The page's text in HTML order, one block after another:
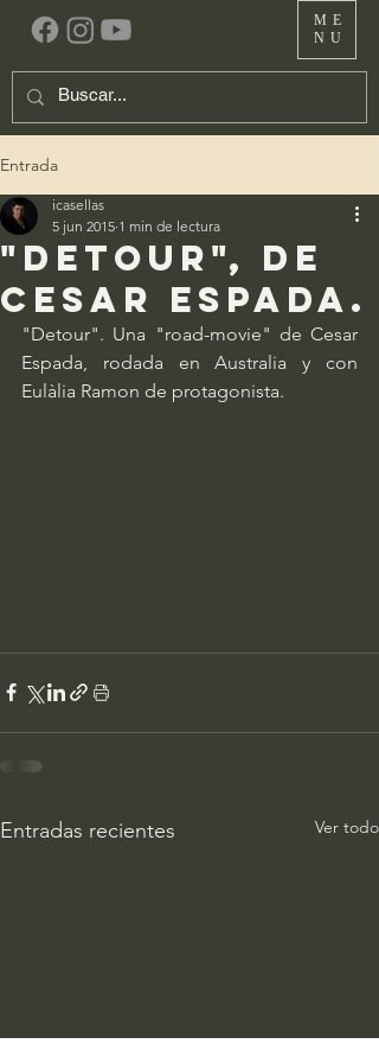
ME
NU
Entrada
"DETOUR", de
Cesar Espada.
icasellas
5 jun 2015 1 min de lectura
"Detour". Una "road-movie" de Cesar
Espada, rodada en Australia y con
Eulàlia Ramon de protagonista.
Entradas recientes Ver todo